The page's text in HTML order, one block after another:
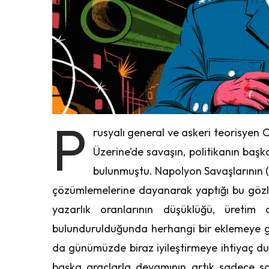
P
rusyalı general ve askeri teorisyen
Üzerine’de savaşın, politikanın
bulunmuştu. Napolyon
çözümlemelerine dayanarak yaptığı bu
yazarlık oranlarının düşüklüğü,
bulundurulduğunda herhangi bir
da günümüzde biraz iyileştirmeye ihtiyaç